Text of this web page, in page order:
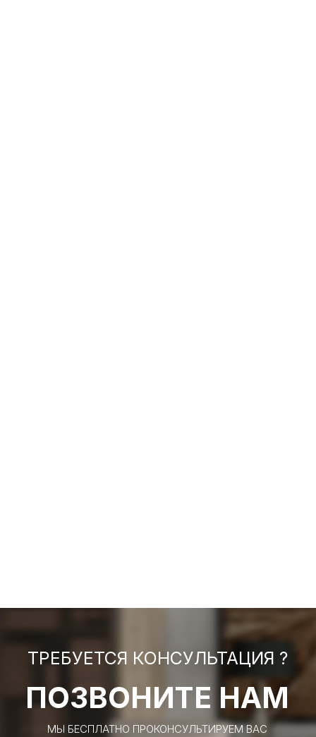
ТРЕБУЕТСЯ КОНСУЛЬТАЦИЯ ?
ПОЗВОНИТЕ НАМ
МЫ БЕСПЛАТНО ПРОКОНСУЛЬТИРУЕМ ВАС